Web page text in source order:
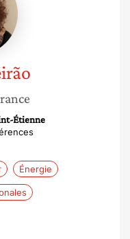
Étienne
Énergie